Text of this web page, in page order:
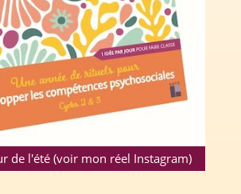
de l'été (voir mon réel Instagram)